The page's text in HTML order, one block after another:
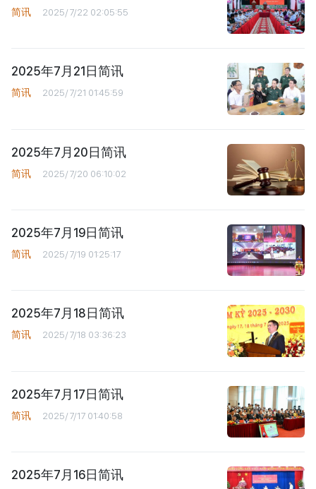
简讯 2025/7/22 02:05:55
2025年7月21日简讯
简讯 2025/7/21 01:45:59
2025年7月20日简讯
简讯 2025/7/20 06:10:02
2025年7月19日简讯
简讯 2025/7/19 01:25:17
2025年7月18日简讯
简讯 2025/7/18 03:36:23
2025年7月17日简讯
简讯 2025/7/17 01:40:58
2025年7月16日简讯